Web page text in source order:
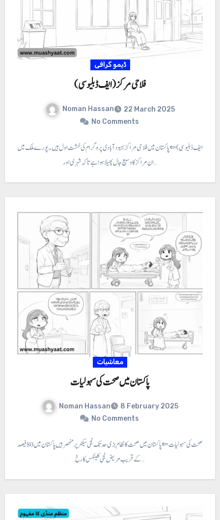
ڈیمو گرافی
فلاحی مرکز (ایف ڈبلیوسی)
Noman Hassan
22 March 2025
No Comments
مرکز (ایف ڈبلیوسی) ⇐ پاکستان میں فلاحی مراکز بہبود آبادی پروگرام کی خشت اول ہیں۔ پورے ملک میں
ان مراکز کا وسیع جال پھیلا ہوا ہے تاکہ شہری اور…
معاشیات
پاکستان میں صحت کی سہولیات
Noman Hassan
8 February 2025
No Comments
پاکستان میں صحت کی سہولیات ⇐ پاکستان میں صحت کا نظام بڑی حد تک نجی سیکٹر پر منحصر ہیں پاکستان میں 80 فیصد
کے قریب مریض نجی کلینکس کا رخ…